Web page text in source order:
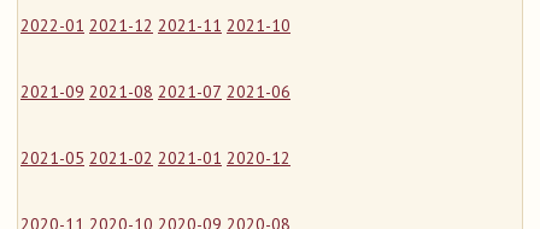
2022-01 2021-12 2021-11 2021-10
2021-09 2021-08 2021-07 2021-06
2021-05 2021-02 2021-01 2020-12
2020-11 2020-10 2020-09 2020-08